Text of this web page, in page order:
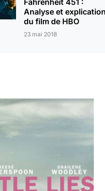
Fahrenheit 451 :
Analyse et explication
du film de HBO
23 mai 2018